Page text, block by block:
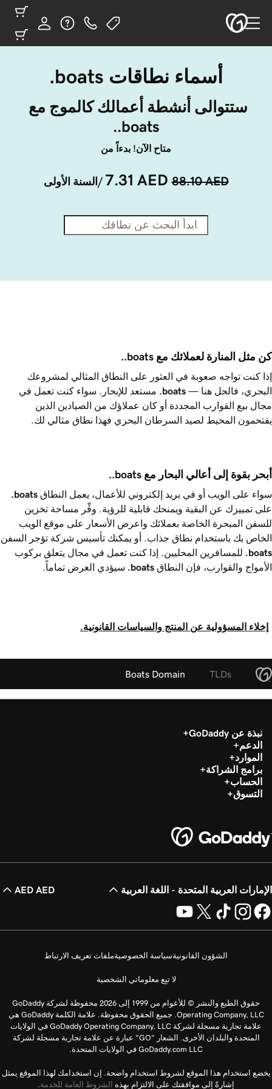
أسماء نطاقات ‎.boats
ستتوالى أنشطة أعمالك كالموج مع
‎.boats.
متاح الآن! بدءاً من
88.10 AED
7.31 AED /السنة الأولى
كن مثل المنارة لعملائك مع ‎.boats.
إذا كنت تواجه صعوبة في العثور على النطاق المثالي لمشروعك
البحري، فالحل هنا — ‎ .boats مستعد للإبحار. سواء كنت تعمل في
مجال بيع القوارب المجددة أو كان عملاؤك من الصيادين الذين
يقتحمون المحيط لصيد السرطان البحري فهذا نطاق مثالي لك.
أبحر بقوة إلى أعالي البحار مع ‎.boats.
سواء على الويب أو في بريد إلكتروني للأعمال، يعمل النطاق ‎ .boats
على تمييزك عن البقية ويمنحك قابلية للرؤية. وفِّر مساحة تخزين
للسفن المبحرة الخاصة بعملائك واعرض الأسعار على موقع الويب
الخاص بك باستخدام نطاق جذاب. أو يمكنك تأسيس شركة تؤجر السفن
.boats
للمسافرين المحليين. إذا كنت تعمل في مجال يتعلق بركوب
الأمواج والقوارب، فإن النطاق ‎ .boats سيؤدي الغرض تماماً.
إخلاء المسؤولية عن المنتج والسياسات القانونية.
TLDs
Boats Domain
نبذة عن GoDaddy
الدعم
الموارد
برامج الشراكة
الحساب
التسوق
الإمارات العربية المتحدة - اللغة العربية AED AED
الشؤون القانونيةسياسة الخصوصيةملفات تعريف الارتباط
لا تبِع معلوماتي الشخصية
حقوق الطبع والنشر © للأعوام من 1999 إلى 2026 محفوظة لشركة GoDaddy
Operating Company, LLC. جميع الحقوق محفوظة. علامة الكلمة GoDaddy هي
علامة تجارية مسجلة لشركة GoDaddy Operating Company, LLC في الولايات
المتحدة والبلدان الأخرى. الشعار "GO" عبارة عن علامة تجارية مسجلة لشركة
GoDaddy.com LLC في الولايات المتحدة.
يخضع استخدام هذا الموقع لشروط استخدام واضحة. إن استخدامك لهذا الموقع يمثل
إشارةً إلى موافقتك على الالتزام بهذه
الشروط العامة للخدمة .